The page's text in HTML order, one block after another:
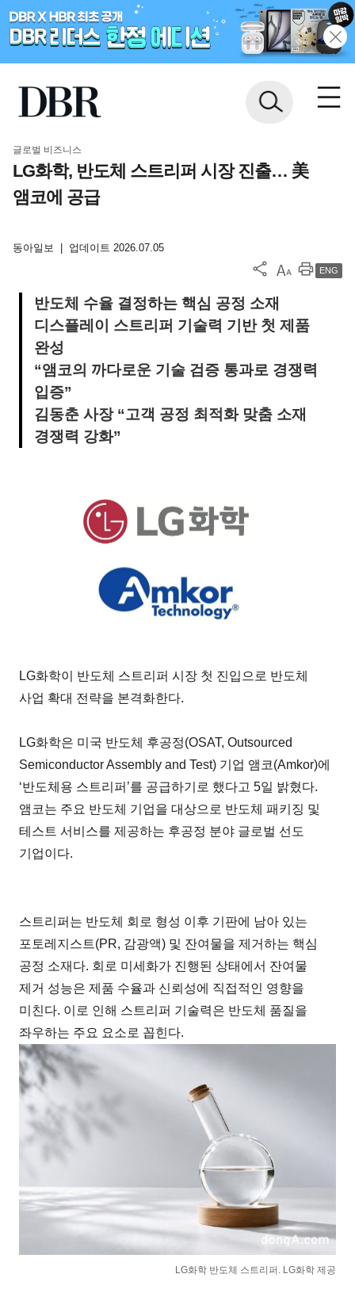
글로벌 비즈니스
LG화학, 반도체 스트리퍼 시장 진출… 美
앰코에 공급
동아일보 업데이트 2026.07.05
ENG
반도체 수율 결정하는 핵심 공정 소재
디스플레이 스트리퍼 기술력 기반 첫 제품
완성
“앰코의 까다로운 기술 검증 통과로 경쟁력
입증”
김동춘 사장 “고객 공정 최적화 맞춤 소재
경쟁력 강화”
LG화학이 반도체 스트리퍼 시장 첫 진입으로 반도체
사업 확대 전략을 본격화한다.
LG화학은 미국 반도체 후공정(OSAT, Outsourced
Semiconductor Assembly and Test) 기업 앰코(Amkor)에
‘반도체용 스트리퍼’를 공급하기로 했다고 5일 밝혔다.
앰코는 주요 반도체 기업을 대상으로 반도체 패키징 및
테스트 서비스를 제공하는 후공정 분야 글로벌 선도
기업이다.
스트리퍼는 반도체 회로 형성 이후 기판에 남아 있는
포토레지스트(PR, 감광액) 및 잔여물을 제거하는 핵심
공정 소재다. 회로 미세화가 진행된 상태에서 잔여물
제거 성능은 제품 수율과 신뢰성에 직접적인 영향을
미친다. 이로 인해 스트리퍼 기술력은 반도체 품질을
좌우하는 주요 요소로 꼽힌다.
LG화학 반도체 스트리퍼. LG화학 제공